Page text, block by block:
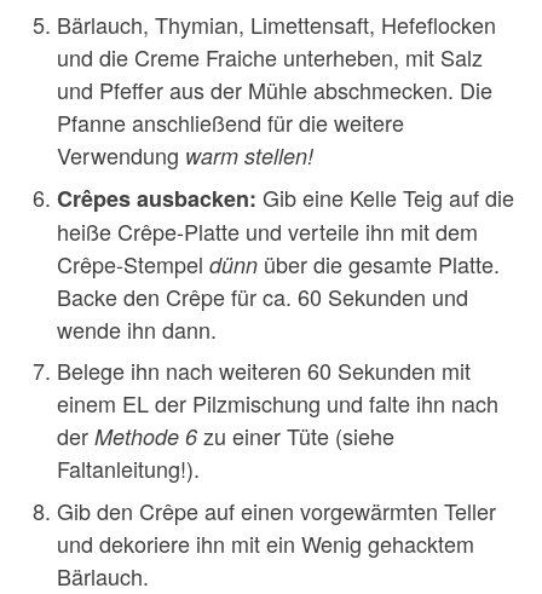
Bärlauch, Thymian, Limettensaft, Hefeflocken
und die Creme Fraiche unterheben, mit Salz
und Pfeffer aus der Mühle abschmecken. Die
Pfanne anschließend für die weitere
Verwendung warm stellen!
Crêpes ausbacken: Gib eine Kelle Teig auf die
heiße Crêpe-Platte und verteile ihn mit dem
Crêpe-Stempeldünn über die gesamte Platte.
Backe den Crêpe für ca. 60 Sekunden und
wende ihn dann.
Belege ihn nach weiteren 60 Sekunden mit
einem EL der Pilzmischung und falte ihn nach
derMethode 6 zu einer Tüte (siehe
Faltanleitung!).
Gib den Crêpe auf einen vorgewärmten Teller
und dekoriere ihn mit ein Wenig gehacktem
Bärlauch.